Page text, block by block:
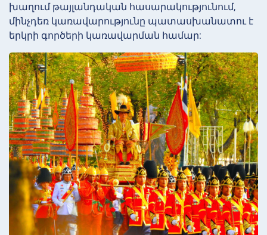
խաղում թայլանդական հասարակությունում,
մինչդեռ կառավարությունը պատասխանատու է
երկրի գործերի կառավարման համար: